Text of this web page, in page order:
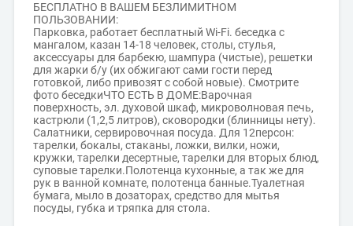
БЕСПЛАТНО В ВАШЕМ БЕЗЛИМИТНОМ
ПОЛЬЗОВАНИИ:
Парковка, работает бесплатный Wi-Fi. беседка с
мангалом, казан 14-18 человек, столы, стулья,
аксессуары для барбекю, шампура (чистые), решетки
для жарки б/у (их обжигают сами гости перед
готовкой, либо привозят с собой новые). Смотрите
фото беседкиЧТО ЕСТЬ В ДОМЕ:Варочная
поверхность, эл. духовой шкаф, микроволновая печь,
кастрюли (1,2,5 литров), сковородки (блинницы нету).
Салатники, сервировочная посуда. Для 12персон:
тарелки, бокалы, стаканы, ложки, вилки, ножи,
кружки, тарелки десертные, тарелки для вторых блюд,
суповые тарелки.Полотенца кухонные, а так же для
рук в ванной комнате, полотенца банные.Туалетная
бумага, мыло в дозаторах, средство для мытья
посуды, губка и тряпка для стола.